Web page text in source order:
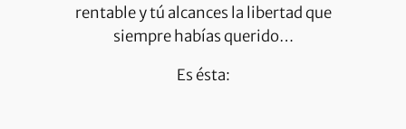
rentable y tú alcances la libertad que
siempre habías querido…
Es ésta: